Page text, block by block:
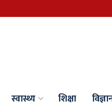
स्वास्थ्य शिक्षा